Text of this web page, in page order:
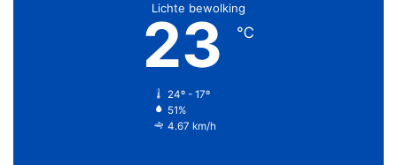
Lichte bewolking
23 ℃
24º - 17º
51%
4.67 km/h